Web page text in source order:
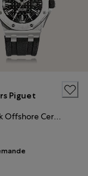
Piguet
Royal Oak Offshore Certified Pre-Owned